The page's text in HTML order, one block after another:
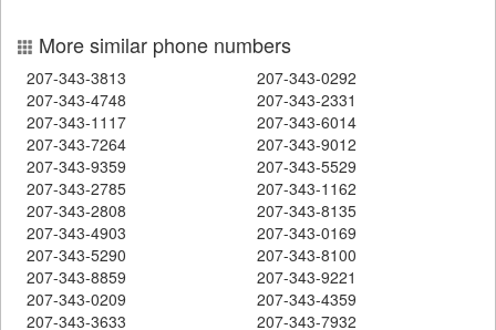
More similar phone numbers
207-343-3813
207-343-0292
207-343-4748
207-343-2331
207-343-1117
207-343-6014
207-343-7264
207-343-9012
207-343-9359
207-343-5529
207-343-2785
207-343-1162
207-343-2808
207-343-8135
207-343-4903
207-343-0169
207-343-5290
207-343-8100
207-343-8859
207-343-9221
207-343-0209
207-343-4359
207-343-3633
207-343-7932